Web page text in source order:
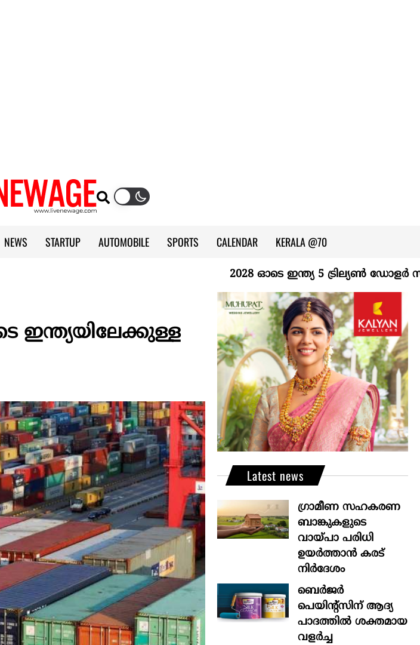
NEWS STARTUP AUTOMOBILE SPORTS CALENDAR KERALA @70
2028 ഓടെ ഇന്ത്യ 5 ട്രില്യണ്‍ ഡോളര്‍
ഇന്ത്യയിലേക്കുള്ള
Latest news
ഗ്രാമീണ സഹകരണ
ബാങ്കുകളുടെ
വായ്പാ പരിധി
ഉയർത്താൻ കരട്
നിർദേശം
ബെർജർ
പെയിന്റ്സിന് ആദ്യ
പാദത്തിൽ ശക്തമായ
വളർച്ച